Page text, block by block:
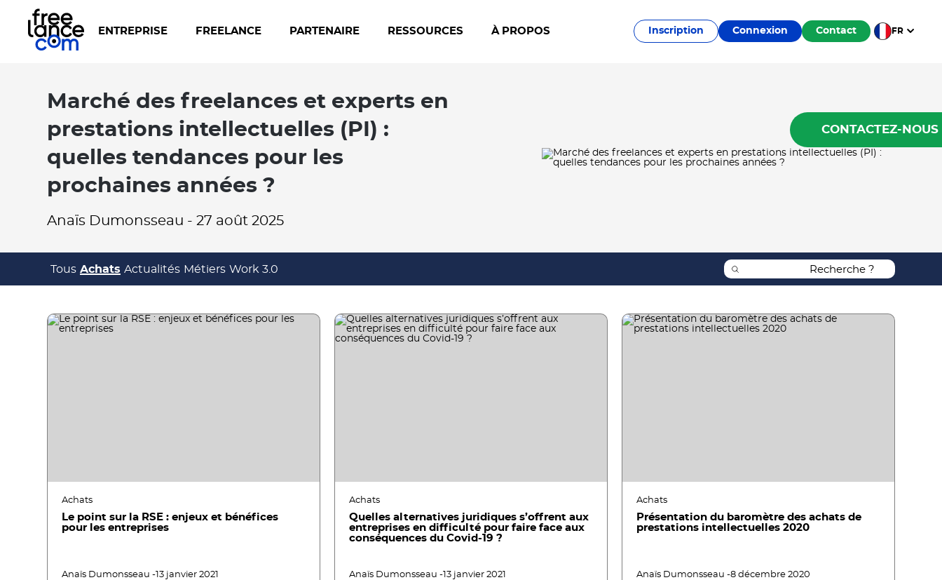
ENTREPRISE FREELANCE PARTENAIRE RESSOURCES À PROPOS Inscription Connexion Contact FR
Marché des freelances et experts en
prestations intellectuelles (PI) :
quelles tendances pour les
prochaines années ?
Anaïs Dumonsseau -27 août 2025
Tous Achats Actualités Métiers Work 3.0
Achats
Le point sur la RSE : enjeux et bénéfices
pour les entreprises
Anaïs Dumonsseau -13 janvier 2021
Achats
Quelles alternatives juridiques s’offrent aux
entreprises en difficulté pour faire face aux
conséquences du Covid-19 ?
Anaïs Dumonsseau -13 janvier 2021
Achats
Présentation du baromètre des achats de
prestations intellectuelles 2020
Anaïs Dumonsseau -8 décembre 2020
CONTACTEZ-NOUS